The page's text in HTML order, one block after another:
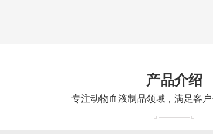
产品介绍
专注动物血液制品领域，满足客